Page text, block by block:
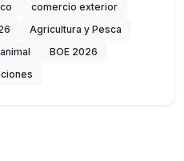
comercio exterior
Agricultura y Pesca
BOE 2026